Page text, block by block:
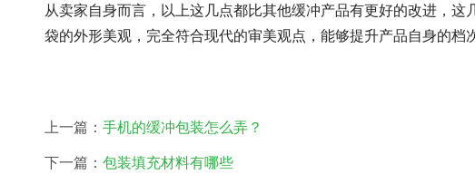
从卖家自身而言，以上这几点都比其他缓冲产品有更好的改进，
袋的外形美观，完全符合现代的审美观点，能够提升产品自身的档次
上一篇： 手机的缓冲包装怎么弄？
下一篇： 包装填充材料有哪些